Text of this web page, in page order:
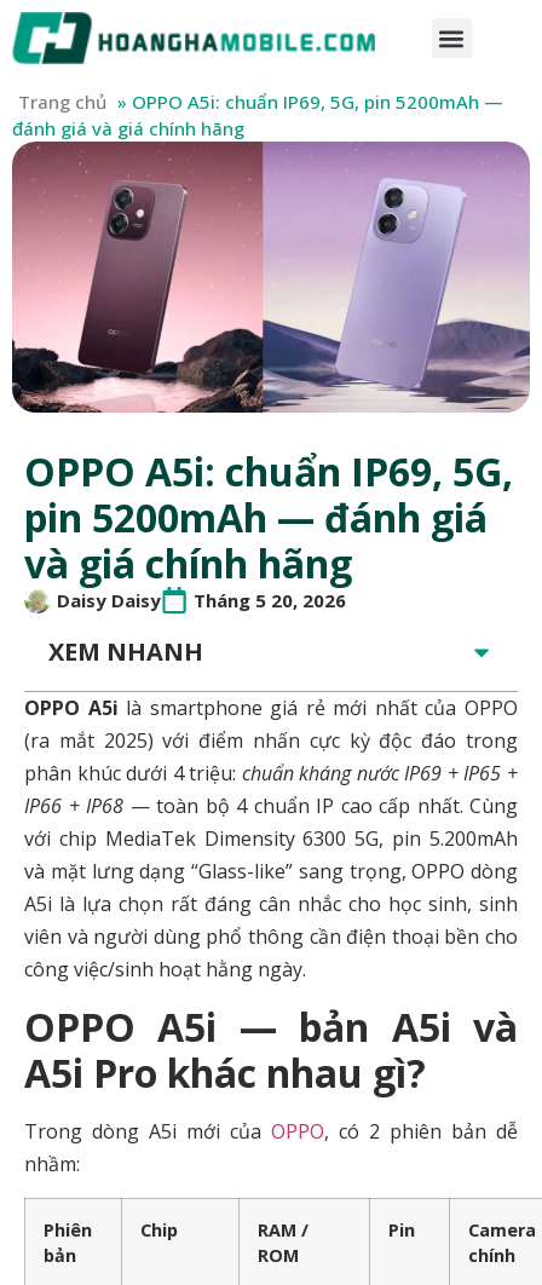
Trang chủ » OPPO A5i: chuẩn IP69, 5G, pin 5200mAh —
đánh giá và giá chính hãng
OPPO A5i: chuẩn IP69, 5G,
pin 5200mAh — đánh giá
và giá chính hãng
Daisy Daisy Tháng 5 20, 2026
XEM NHANH
OPPO A5i là smartphone giá rẻ mới nhất của OPPO
(ra mắt 2025) với điểm nhấn cực kỳ độc đáo trong
phân khúc dưới 4 triệu: chuẩn kháng nước IP69 + IP65 +
IP66 + IP68 — toàn bộ 4 chuẩn IP cao cấp nhất. Cùng
với chip MediaTek Dimensity 6300 5G, pin 5.200mAh
và mặt lưng dạng “Glass-like” sang trọng, OPPO dòng
A5i là lựa chọn rất đáng cân nhắc cho học sinh, sinh
viên và người dùng phổ thông cần điện thoại bền cho
công việc/sinh hoạt hằng ngày.
OPPO A5i — bản A5i và
A5i Pro khác nhau gì?
Trong dòng A5i mới của OPPO, có 2 phiên bản dễ
nhầm:
Phiên
bản
Chip
RAM /
ROM
Pin
Camera
chính